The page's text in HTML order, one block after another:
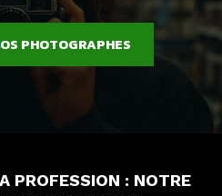
PHOTOGRAPHES
PROFESSION : NOTRE